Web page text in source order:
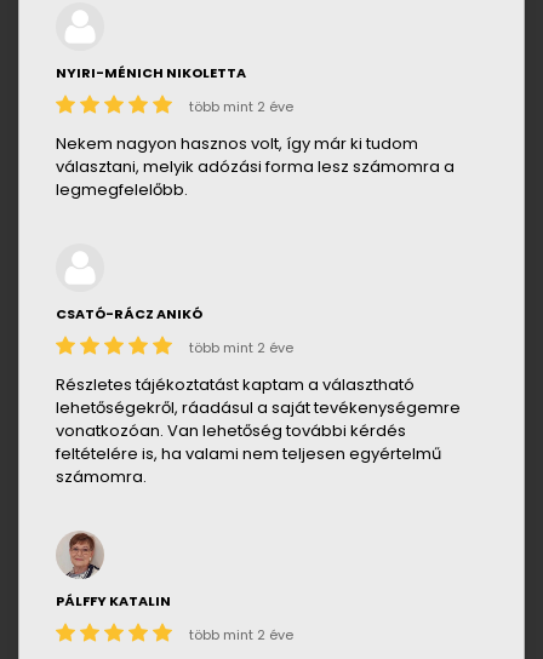
NYIRI-MÉNICH NIKOLETTA
több mint 2 éve
Nekem nagyon hasznos volt, így már ki tudom
választani, melyik adózási forma lesz számomra a
legmegfelelőbb.
CSATÓ-RÁCZ ANIKÓ
több mint 2 éve
Részletes tájékoztatást kaptam a választható
lehetőségekről, ráadásul a saját tevékenységemre
vonatkozóan. Van lehetőség további kérdés
feltételére is, ha valami nem teljesen egyértelmű
számomra.
PÁLFFY KATALIN
több mint 2 éve